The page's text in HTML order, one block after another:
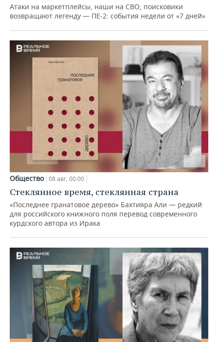
Атаки на маркетплейсы, наши на СВО, поисковики
возвращают легенду — ПЕ-2: события недели от «7 дней»
Общество 08 авг, 00:00
Стеклянное время, стеклянная страна
«Последнее гранатовое дерево» Бахтияра Али — редкий
для российского книжного поля перевод современного
курдского автора из Ирака